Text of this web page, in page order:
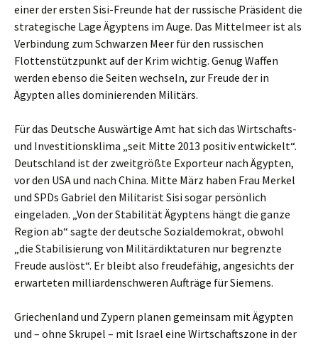
einer der ersten Sisi-Freunde hat der russische Präsident die
strategische Lage Ägyptens im Auge. Das Mittelmeer ist als
Verbindung zum Schwarzen Meer für den russischen
Flottenstützpunkt auf der Krim wichtig. Genug Waffen
werden ebenso die Seiten wechseln, zur Freude der in
Ägypten alles dominierenden Militärs.
Für das Deutsche Auswärtige Amt hat sich das Wirtschafts-
und Investitionsklima „seit Mitte 2013 positiv entwickelt“.
Deutschland ist der zweitgrößte Exporteur nach Ägypten,
vor den USA und nach China. Mitte März haben Frau Merkel
und SPDs Gabriel den Militarist Sisi sogar persönlich
eingeladen. „Von der Stabilität Ägyptens hängt die ganze
Region ab“ sagte der deutsche Sozialdemokrat, obwohl
„die Stabilisierung von Militärdiktaturen nur begrenzte
Freude auslöst“. Er bleibt also freudefähig, angesichts der
erwarteten milliardenschweren Aufträge für Siemens.
Griechenland und Zypern planen gemeinsam mit Ägypten
und – ohne Skrupel – mit Israel eine Wirtschaftszone in der